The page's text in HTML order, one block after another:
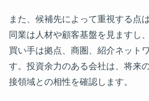
また、候補先によって重視する点
同業は人材や顧客基盤を見ますし
買い手は拠点、商圏、紹介ネット
す。投資余力のある会社は、将来
接領域との相性を確認します。